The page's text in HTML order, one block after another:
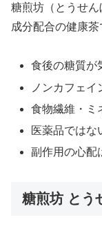
糖煎坊（とうせ
成分配合の健康茶
食後の糖質が
ノンカフェ
食物繊維・ミ
医薬品ではな
副作用の心配
糖煎坊 とう